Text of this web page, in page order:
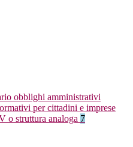
obblighi amministrativi
per cittadini e imprese
o struttura analoga 7